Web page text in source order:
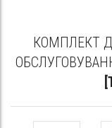
КОМПЛЕКТ